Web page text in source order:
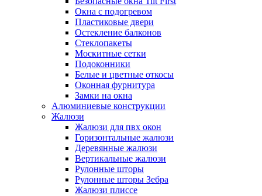
Окна с подогревом
Пластиковые двери
Остекление балконов
Стеклопакеты
Москитные сетки
Подоконники
Белые и цветные откосы
Оконная фурнитура
Замки на окна
Алюминиевые конструкции
Жалюзи
Жалюзи для пвх окон
Горизонтальные жалюзи
Деревянные жалюзи
Вертикальные жалюзи
Рулонные шторы
Рулонные шторы Зебра
Жалюзи плиссе